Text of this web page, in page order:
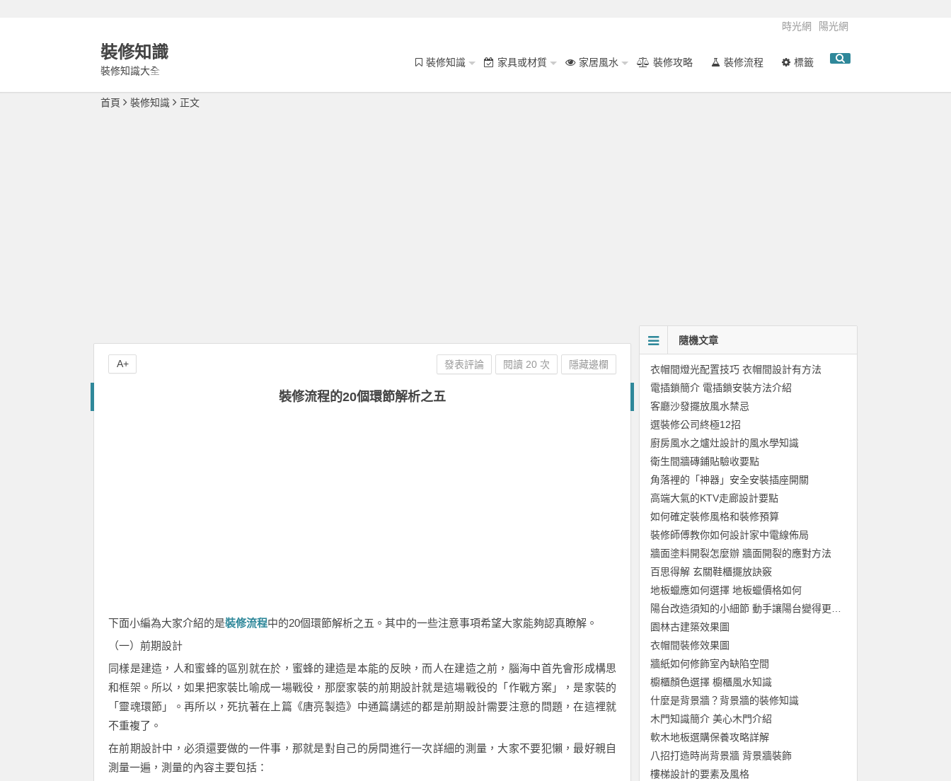
時光網 陽光網
裝修知識
裝修知識大全
裝修知識 家具或材質 家居風水 裝修攻略 裝修流程 標籤
首頁 裝修知識 正文
裝修流程的20個環節解析之五
下面小編為大家介紹的是裝修流程中的20個環節解析之五。其中的一些注意事項希望大家能夠認真瞭解。
（一）前期設計
同樣是建造，人和蜜蜂的區別就在於，蜜蜂的建造是本能的反映，而人在建造之前，腦海中首先會形成構思
和框架。所以，如果把家裝比喻成一場戰役，那麼家裝的前期設計就是這場戰役的「作戰方案」，是家裝的
「靈魂環節」。再所以，死抗著在上篇《唐亮製造》中通篇講述的都是前期設計需要注意的問題，在這裡就
不重複了。
在前期設計中，必須還要做的一件事，那就是對自己的房間進行一次詳細的測量，大家不要犯懶，最好親自
測量一遍，測量的內容主要包括：
發表評論 閱讀 20 次 隱藏邊欄
A+
隨機文章
衣帽間燈光配置技巧 衣帽間設計有方法
電插鎖簡介 電插鎖安裝方法介紹
客廳沙發擺放風水禁忌
選裝修公司終極12招
廚房風水之爐灶設計的風水學知識
衛生間牆磚鋪貼驗收要點
角落裡的「神器」安全安裝插座開關
高端大氣的KTV走廊設計要點
如何確定裝修風格和裝修預算
裝修師傅教你如何設計家中電線佈局
牆面塗料開裂怎麼辦 牆面開裂的應對方法
百思得解 玄關鞋櫃擺放訣竅
地板蠟應如何選擇 地板蠟價格如何
園林古建築效果圖
衣帽間裝修效果圖
牆紙如何修飾室內缺陷空間
櫥櫃顏色選擇 櫥櫃風水知識
什麼是背景牆？背景牆的裝修知識
木門知識簡介 美心木門介紹
軟木地板選購保養攻略詳解
八招打造時尚背景牆 背景牆裝飾
樓梯設計的要素及風格